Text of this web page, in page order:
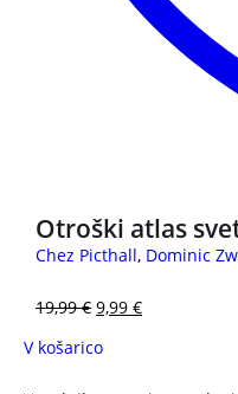
Otroški atlas
Chez Picthall, Dominic
19,99€ 9,99 €
V košarico